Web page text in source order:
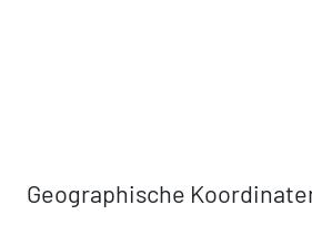
Geographische